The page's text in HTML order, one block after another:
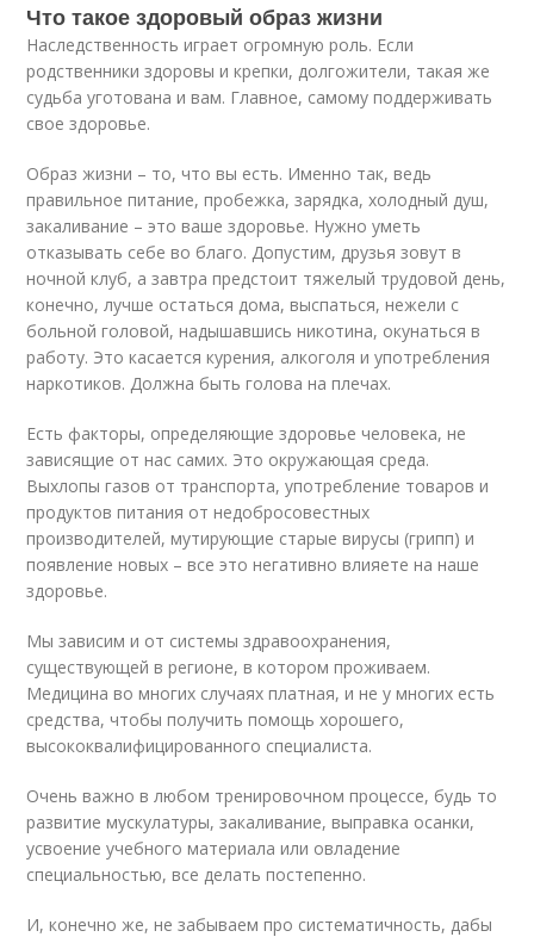
Что такое здоровый образ жизни
Наследственность играет огромную роль. Если
родственники здоровы и крепки, долгожители, такая же
судьба уготована и вам. Главное, самому поддерживать
свое здоровье.
Образ жизни – то, что вы есть. Именно так, ведь
правильное питание, пробежка, зарядка, холодный душ,
закаливание – это ваше здоровье. Нужно уметь
отказывать себе во благо. Допустим, друзья зовут в
ночной клуб, а завтра предстоит тяжелый трудовой день,
конечно, лучше остаться дома, выспаться, нежели с
больной головой, надышавшись никотина, окунаться в
работу. Это касается курения, алкоголя и употребления
наркотиков. Должна быть голова на плечах.
Есть факторы, определяющие здоровье человека, не
зависящие от нас самих. Это окружающая среда.
Выхлопы газов от транспорта, употребление товаров и
продуктов питания от недобросовестных
производителей, мутирующие старые вирусы (грипп) и
появление новых – все это негативно влияете на наше
здоровье.
Мы зависим и от системы здравоохранения,
существующей в регионе, в котором проживаем.
Медицина во многих случаях платная, и не у многих есть
средства, чтобы получить помощь хорошего,
высококвалифицированного специалиста.
Очень важно в любом тренировочном процессе, будь то
развитие мускулатуры, закаливание, выправка осанки,
усвоение учебного материала или овладение
специальностью, все делать постепенно.
И, конечно же, не забываем про систематичность, дабы